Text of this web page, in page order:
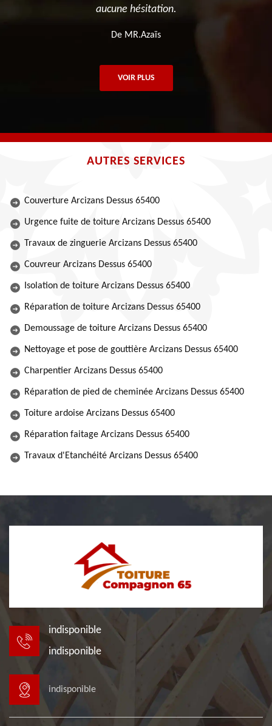
aucune hésitation.
De MR.Azaïs
VOIR PLUS
AUTRES SERVICES
Couverture Arcizans Dessus 65400
Urgence fuite de toiture Arcizans Dessus 65400
Travaux de zinguerie Arcizans Dessus 65400
Couvreur Arcizans Dessus 65400
Isolation de toiture Arcizans Dessus 65400
Réparation de toiture Arcizans Dessus 65400
Demoussage de toiture Arcizans Dessus 65400
Nettoyage et pose de gouttière Arcizans Dessus 65400
Charpentier Arcizans Dessus 65400
Réparation de pied de cheminée Arcizans Dessus 65400
Toiture ardoise Arcizans Dessus 65400
Réparation faitage Arcizans Dessus 65400
Travaux d'Etanchéité Arcizans Dessus 65400
indisponible
indisponible
indisponible